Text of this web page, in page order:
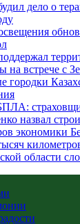
дело о
на встрече с
городки
назвал
экономики
области